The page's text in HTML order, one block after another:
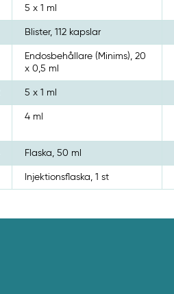
5 x 1 ml
Blister, 112 kapslar
Endosbehållare (Minims), 20
x 0,5 ml
5 x 1 ml
4 ml
Flaska, 50 ml
Injektionsflaska, 1 st